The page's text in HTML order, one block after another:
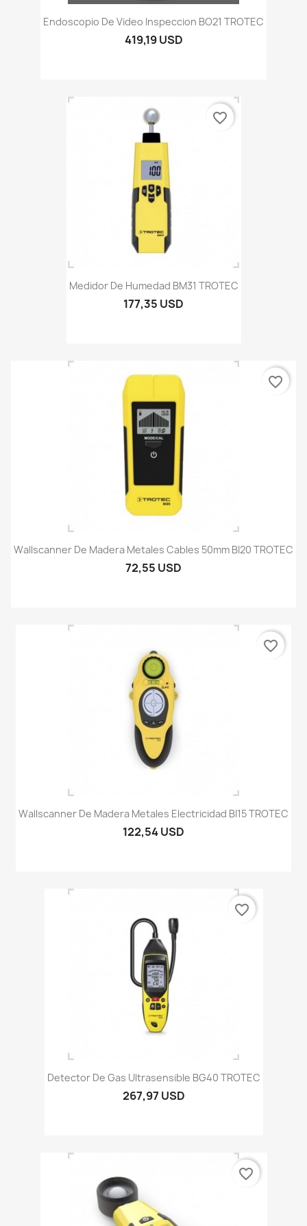
Endoscopio De Video Inspeccion BO21 TROTEC
419,19 USD
Medidor De Humedad BM31 TROTEC
177,35 USD
favorite_border
Wallscanner De Madera Metales Cables 50mm BI20 TROTEC
72,55 USD
favorite_border
Wallscanner De Madera Metales Electricidad BI15 TROTEC
122,54 USD
favorite_border
Detector De Gas Ultrasensible BG40 TROTEC
267,97 USD
favorite_border
favorite_border